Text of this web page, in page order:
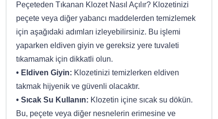
Peçeteden Tıkanan Klozet Nasıl Açılır? Klozetinizi
peçete veya diğer yabancı maddelerden temizlemek
için aşağıdaki adımları izleyebilirsiniz. Bu işlemi
yaparken eldiven giyin ve gereksiz yere tuvaleti
tıkamamak için dikkatli olun.
• Eldiven Giyin: Klozetinizi temizlerken eldiven
takmak hijyenik ve güvenli olacaktır.
• Sıcak Su Kullanın: Klozetin içine sıcak su dökün.
Bu, peçete veya diğer nesnelerin erimesine ve